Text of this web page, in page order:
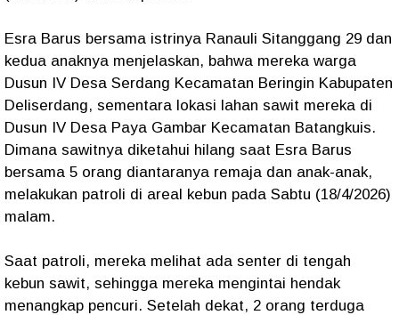
Esra Barus bersama istrinya Ranauli Sitanggang 29 dan
kedua anaknya menjelaskan, bahwa mereka warga
Dusun IV Desa Serdang Kecamatan Beringin Kabupaten
Deliserdang, sementara lokasi lahan sawit mereka di
Dusun IV Desa Paya Gambar Kecamatan Batangkuis.
Dimana sawitnya diketahui hilang saat Esra Barus
bersama 5 orang diantaranya remaja dan anak-anak,
melakukan patroli di areal kebun pada Sabtu (18/4/2026)
malam.
Saat patroli, mereka melihat ada senter di tengah
kebun sawit, sehingga mereka mengintai hendak
menangkap pencuri. Setelah dekat, 2 orang terduga